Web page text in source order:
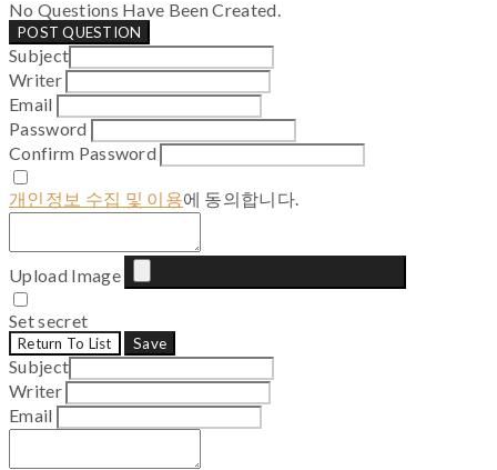
No Questions Have Been Created.
POST QUESTION
Subject
Writer
Email
Password
Confirm Password
개인정보 수집 및 이용에 동의합니다.
Upload Image
Set secret
Return To List Save
Subject
Writer
Email